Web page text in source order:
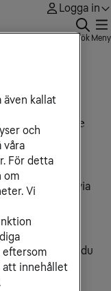
Logga in
Sök Meny
på följande
meddelanden via
på datorn.
Sidor
hittar du
och
även kallat
och
våra
För detta
om
Vi
eftersom
att innehållet